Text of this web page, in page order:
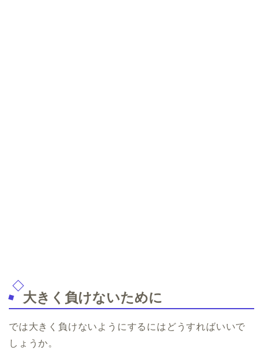
大きく負けないために
では大きく負けないようにするにはどうすればいいで
しょうか。